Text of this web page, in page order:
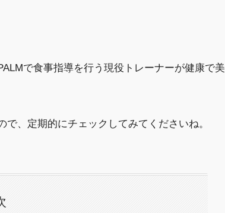
で食事指導を行う現役トレーナーが健康で美
、定期的にチェックしてみてくださいね。